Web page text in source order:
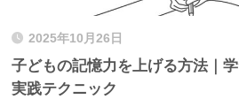
2025年10月26日
子どもの記憶力を上げる方法｜
実践テクニック